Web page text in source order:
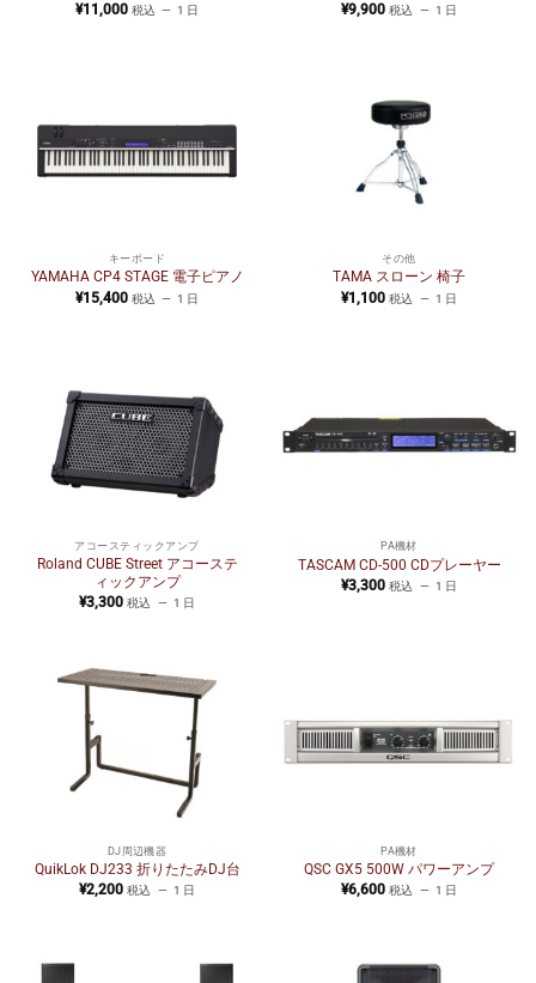
¥11,000 税込 1 日
¥9,900 税込 1 日
キーボード
YAMAHA CP4 STAGE 電子ピアノ
¥15,400 税込 1 日
その他
TAMA スローン 椅子
¥1,100 税込 1 日
アコースティックアンプ
Roland CUBE Street アコーステ
ィックアンプ
¥3,300 税込 1 日
PA機材
TASCAM CD-500 CDプレーヤー
¥3,300 税込 1 日
DJ周辺機器
QuikLok DJ233 折りたたみDJ台
¥2,200 税込 1 日
PA機材
QSC GX5 500W パワーアンプ
¥6,600 税込 1 日